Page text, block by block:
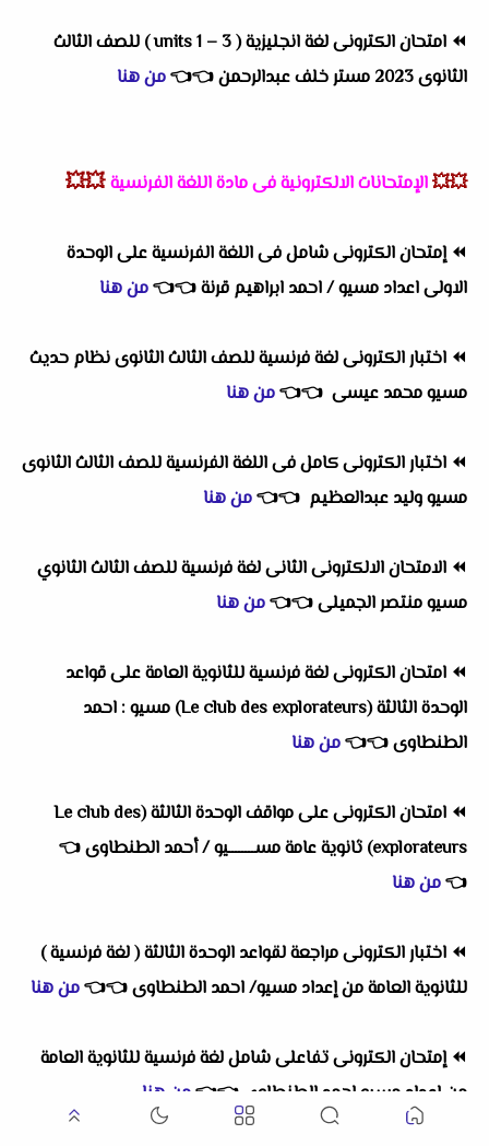
⏪
امتحان الكترونى لغة انجليزية ( units 1 – 3 ) للصف الثالث
الثانوى 2023 مستر خلف عبدالرحمن
👈
👈من هنا
💥💥الإمتحانات الالكترونية فى مادة اللغة الفرنسية 💥💥
⏪إمتحان الكترونى شامل فى اللغة الفرنسية على الوحدة
الاولى اعداد مسيو / احمد ابراهيم قرنة👈
👈من هنا
⏪ اختبار الكترونى لغة فرنسية للصف الثالث الثانوى نظام حديث
مسيو محمد عيسى 👈
👈من هنا
⏪ اختبار الكترونى كامل فى اللغة الفرنسية للصف الثالث الثانوى
مسيو وليد عبدالعظيم 👈
👈من هنا
⏪ الامتحان الالكترونى الثانى لغة فرنسية للصف الثالث الثانوي
مسيو منتصر الجميلى👈
👈من هنا
⏪ امتحان الكترونى لغة فرنسية للثانوية العامة على قواعد
الوحدة الثالثة (Le club des explorateurs) مسيو : احمد
الطنطاوى👈
👈من هنا
⏪
امتحان الكترونى على مواقف الوحدة الثالثة (Le club des
explorateurs) ثانوية عامة مســــــــيو / أحمد الطنطاوى
👈
👈من هنا
⏪ اختبار الكترونى مراجعة لقواعد الوحدة الثالثة ( لغة فرنسية )
للثانوية العامة من إعداد مسيو/ احمد الطنطاوى👈
👈من هنا
⏪إمتحان الكترونى تفاعلى شامل لغة فرنسية للثانوية العامة
من اعداد مسيو احمد الطنطاوى 👈
👈من هنا